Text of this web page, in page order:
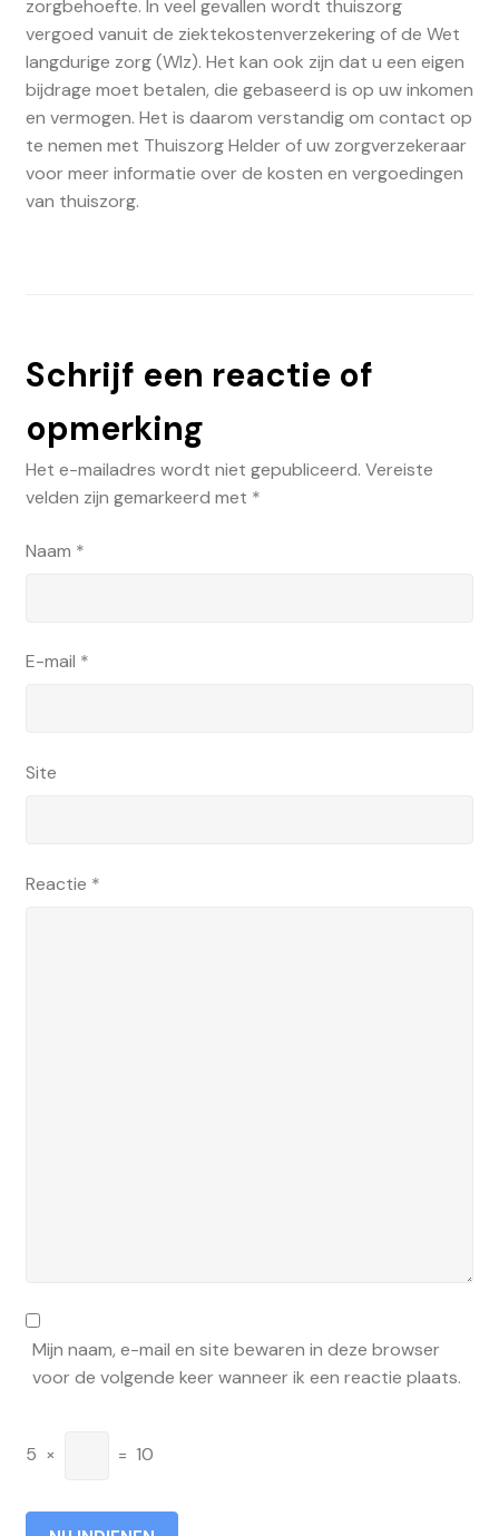
zorgbehoefte. In veel gevallen wordt thuiszorg
vergoed vanuit de ziektekostenverzekering of de Wet
langdurige zorg (Wlz). Het kan ook zijn dat u een eigen
bijdrage moet betalen, die gebaseerd is op uw inkomen
en vermogen. Het is daarom verstandig om contact op
te nemen met Thuiszorg Helder of uw zorgverzekeraar
voor meer informatie over de kosten en vergoedingen
van thuiszorg.
Schrijf een reactie of
opmerking
Het e-mailadres wordt niet gepubliceerd. Vereiste
velden zijn gemarkeerd met *
Naam *
E-mail *
Site
Reactie *
Mijn naam, e-mail en site bewaren in deze browser
voor de volgende keer wanneer ik een reactie plaats.
5 × = 10